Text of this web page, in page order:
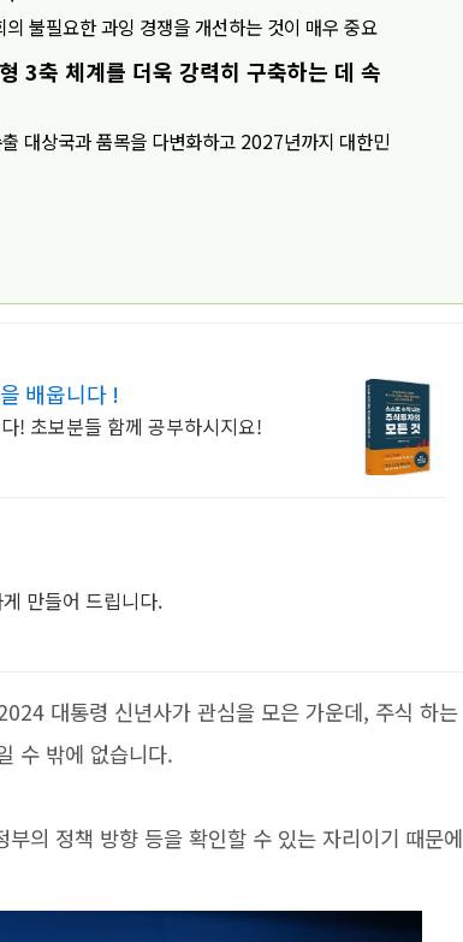
불필요한 과잉 경쟁을 개선하는 것이 매우 중요
3축 체계를 더욱 강력히 구축하는 데 속
대상국과 품목을 다변화하고 2027년까지 대한민
배웁니다 !
! 초보분들 함께 공부하시지요!
만들어 드립니다.
대통령 신년사가 관심을 모은 가운데, 주식 하는
수 밖에 없습니다.
의 정책 방향 등을 확인할 수 있는 자리이기 때문에